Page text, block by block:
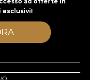
esclusivi!